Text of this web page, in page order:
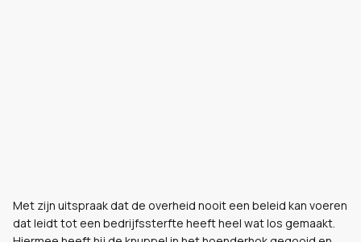
Met zijn uitspraak dat de overheid nooit een beleid kan voeren
dat leidt tot een bedrijfssterfte heeft heel wat los gemaakt.